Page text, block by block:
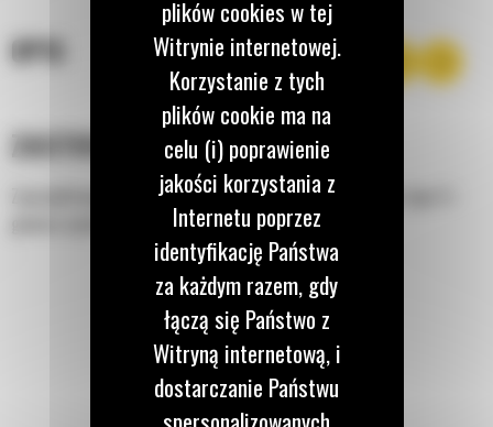
OPIS
ZASTOSOWANIE
Zaprojektowana z myślą o współpracy ze złączem osprzętu typu S i
głowico wychylno-obrotową.
plików cookies w tej
Witrynie internetowej.
Korzystanie z tych
plików cookie ma na
celu (i) poprawienie
jakości korzystania z
Internetu poprzez
identyfikację Państwa
za każdym razem, gdy
łączą się Państwo z
Witryną internetową, i
dostarczanie Państwu